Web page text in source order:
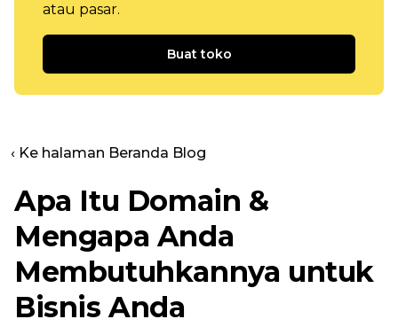
atau pasar.
Buat toko
‹ Ke halaman Beranda Blog
Apa Itu Domain &
Mengapa Anda
Membutuhkannya untuk
Bisnis Anda